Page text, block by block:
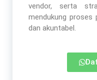
vendor, serta
mendukung proses
dan akuntabel.